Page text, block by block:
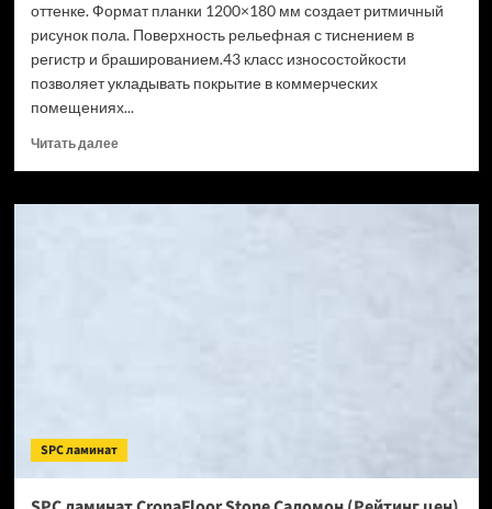
оттенке. Формат планки 1200×180 мм создает ритмичный
рисунок пола. Поверхность рельефная с тиснением в
регистр и брашированием.43 класс износостойкости
позволяет укладывать покрытие в коммерческих
помещениях...
Читать далееПрочитать
SPC
SPC ламинат